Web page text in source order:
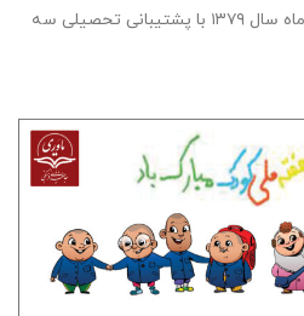
انجمن یاران دانش و مهر در مهرماه سال ۱۳۷۹ با پشتیبانی تحصیلی سه